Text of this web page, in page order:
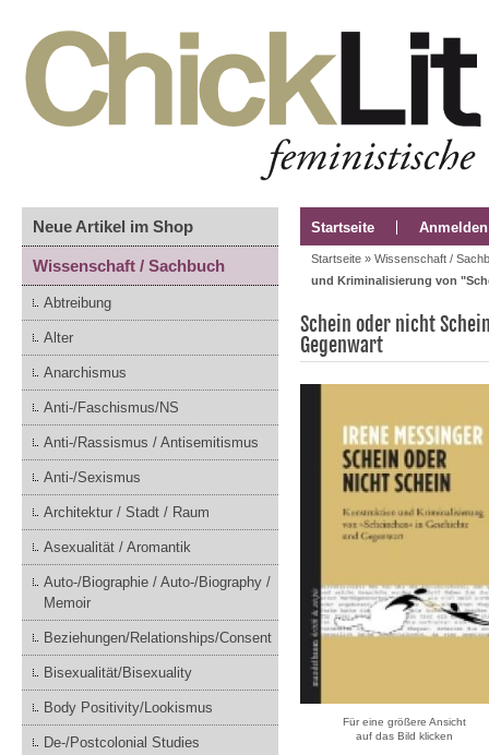
Neue Artikel im Shop
Wissenschaft / Sachbuch
Abtreibung
Alter
Anarchismus
Anti-/Faschismus/NS
Anti-/Rassismus / Antisemitismus
Anti-/Sexismus
Architektur / Stadt / Raum
Asexualität / Aromantik
Auto-/Biographie / Auto-/Biography /
Memoir
Beziehungen/Relationships/Consent
Bisexualität/Bisexuality
Body Positivity/Lookismus
De-/Postcolonial Studies
Startseite Anmelden
Startseite » Wissenschaft /
und Kriminalisierung von
Schein oder nicht
Gegenwart
Für eine größere Ansicht
auf das Bild klicken